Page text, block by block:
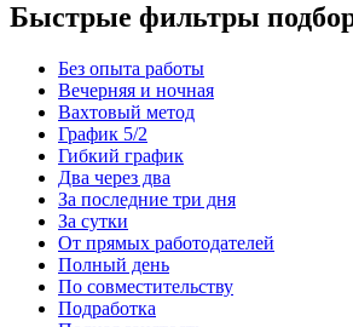
Быстрые фильтры
Без опыта работы
Вечерняя и ночная
Вахтовый метод
График 5/2
Гибкий график
Два через два
За последние три дня
За сутки
От прямых работодателей
Полный день
По совместительству
Подработка